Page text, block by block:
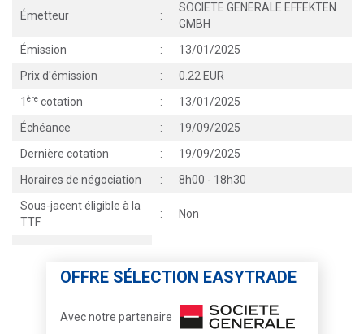
Émetteur :
SOCIETE GENERALE EFFEKTEN
GMBH
Émission
:
13/01/2025
Prix d'émission
:
0.22 EUR
1 ère cotation :
13/01/2025
Échéance
:
19/09/2025
Dernière cotation
:
19/09/2025
Horaires de négociation
:
8h00 - 18h30
Sous-jacent éligible à la
TTF
: Non
OFFRE SÉLECTION EASYTRADE
Avec notre partenaire